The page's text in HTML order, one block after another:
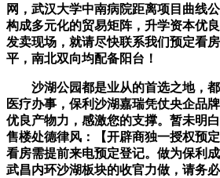
网，武汉大学中南病院距离项目曲线
构成多元化的贸易矩阵，升学资本优
发卖现场，就请尽快联系我们预定看
平，南北双向均配备阳台！
沙湖公园都是业从的首选之地，都
医疗办事，保利沙湖嘉瑞凭仗央企品
优良产物力，感激您的支撑。暂未明
售楼处德律风：【开辟商独一授权预
看房需提前来电预定登记。做为保利
武昌内环沙湖板块的收官力做，请务